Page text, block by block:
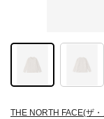
THE NORTH FACE(ザ